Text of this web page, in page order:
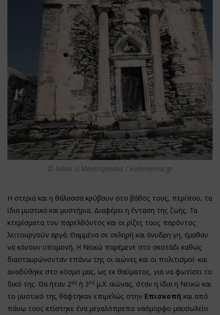
© Nikos G Mastropavlos / eudemonia.gr
Η στεριά και η θάλασσα κρύβουν στο βάθος τους, περίπου, τα
ίδια μυστικά και μυστήρια. Διαφέρει η ένταση της ζωής. Τα
κτερίσματα του παρελθόντος και οι ρίζες τους παρόντος
λειτουργούν αργά. Θαμμένα σε σκληρή και άνυδρη γη, έμαθαν
να κάνουν υπομονή. Η Νεικώ παρέμενε στο σκοτάδι καθώς
διασταυρώνονταν επάνω της οι αιώνες και οι πολιτισμοί· και
αναδύθηκε στο κόσμο μας, ως εκ θαύματος, για να φωτίσει το
δικό της. Θα ήταν 2ος ή 3ος μ.Χ. αιώνας, όταν η ίδια η Νεικώ και
το μυστικό της θάφτηκαν επιμελώς στην Επισκοπή και από
πάνω τους κτίστηκε ένα μεγαλόπρεπο ναόμορφο μαυσωλείο